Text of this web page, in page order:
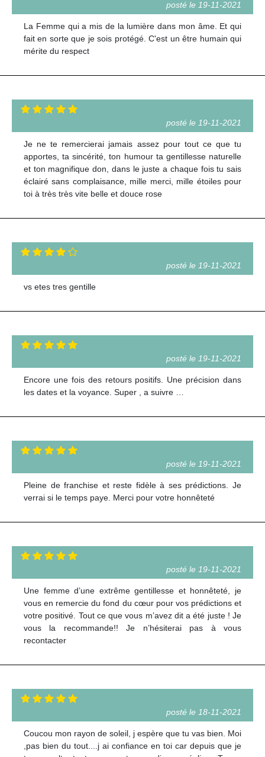
posté le 19-11-2021
La Femme qui a mis de la lumière dans mon âme. Et qui
fait en sorte que je sois protégé. C'est un être humain qui
mérite du respect
posté le 19-11-2021
Je ne te remercierai jamais assez pour tout ce que tu
apportes, ta sincérité, ton humour ta gentillesse naturelle
et ton magnifique don, dans le juste a chaque fois tu sais
éclairé sans complaisance, mille merci, mille étoiles pour
toi à très très vite belle et douce rose
posté le 19-11-2021
vs etes tres gentille
posté le 19-11-2021
Encore une fois des retours positifs. Une précision dans
les dates et la voyance. Super , a suivre …
posté le 19-11-2021
Pleine de franchise et reste fidèle à ses prédictions. Je
verrai si le temps paye. Merci pour votre honnêteté
posté le 19-11-2021
Une femme d’une extrême gentillesse et honnêteté, je
vous en remercie du fond du cœur pour vos prédictions et
votre positivé. Tout ce que vous m’avez dit a été juste ! Je
vous la recommande!! Je n’hésiterai pas à vous
recontacter
posté le 18-11-2021
Coucou mon rayon de soleil, j espère que tu vas bien. Moi
,pas bien du tout....j ai confiance en toi car depuis que je